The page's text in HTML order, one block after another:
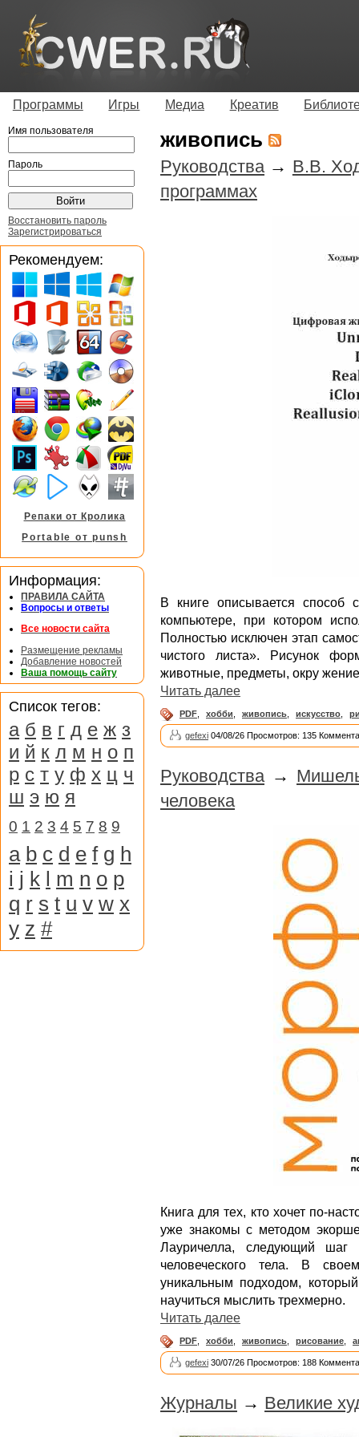
Программы Игры Медиа Креатив
живопись
Руководства → В.В.
программах
В книге описывается способ
компьютере, при котором
Полностью исключен этап
чистого листа». Рисунок
животные, предметы, окру
Читать далее
PDF хобби живопись искусство
gefexi 04/08/26 Просмотров: 135
Руководства →
человека
Книга для тех, кто хочет по-
уже знакомы с методом
Лауричелла, следующий шаг
человеческого тела. В
уникальным подходом,
научиться мыслить трехмерно.
Читать далее
PDF хобби живопись рисование
gefexi 30/07/26 Просмотров: 188
Журналы → Великие
Имя пользователя
Пароль
Восстановить пароль
Зарегистрироваться
Рекомендуем:
Репаки от Кролика
Portable от punsh
Информация:
ПРАВИЛА САЙТА
Вопросы и ответы
Все новости сайта
Размещение рекламы
Добавление новостей
Ваша помощь сайту
Список тегов:
а б в г д е ж з
и й к л м н о п
р с т у ф х ц ч
ш э ю я
0 1 2 3 4 5 7 8 9
a b c d e f g h
i j k l m n o p
q r s t u v w x
y z #